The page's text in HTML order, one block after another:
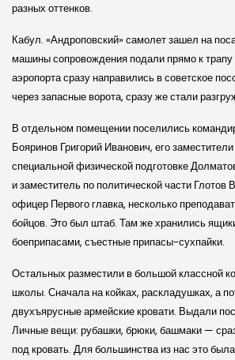
разных оттенков.
Кабул. «Андроповский» самолет зашел на
машины сопровождения подали прямо к
аэропорта сразу направились в советское
через запасные ворота, сразу же стали
В отдельном помещении поселились
Бояринов Григорий Иванович, его
специальной физической подготовке
и заместитель по политической части
офицер Первого главка, несколько
бойцов. Это был штаб. Там же хранились
боеприпасами, съестные припасы-сухпайки.
Остальных разместили в большой классной
школы. Сначала на койках, раскладушках, а
двухъярусные армейские кровати. Выдали
Личные вещи: рубашки, брюки, башмаки —
под кровать. Для большинства из нас это